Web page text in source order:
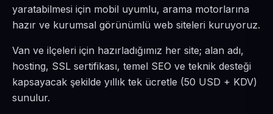
yaratabilmesi için mobil uyumlu, arama motorlarına
hazır ve kurumsal görünümlü web siteleri kuruyoruz.
Van ve ilçeleri için hazırladığımız her site; alan adı,
hosting, SSL sertifikası, temel SEO ve teknik desteği
kapsayacak şekilde yıllık tek ücretle (50 USD + KDV)
sunulur.